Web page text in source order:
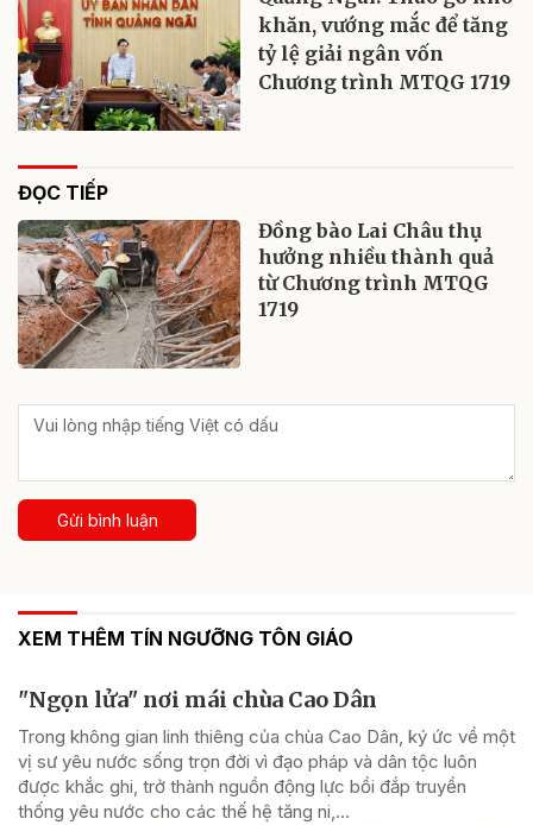
khăn, vướng mắc để tăng
tỷ lệ giải ngân vốn
Chương trình MTQG 1719
ĐỌC TIẾP
Đồng bào Lai Châu thụ
hưởng nhiều thành quả
từ Chương trình MTQG
1719
Gửi bình luận
XEM THÊM TÍN NGƯỠNG TÔN GIÁO
"Ngọn lửa" nơi mái chùa Cao Dân
Trong không gian linh thiêng của chùa Cao Dân, ký ức về một
vị sư yêu nước sống trọn đời vì đạo pháp và dân tộc luôn
được khắc ghi, trở thành nguồn động lực bồi đắp truyền
thống yêu nước cho các thế hệ tăng ni,...